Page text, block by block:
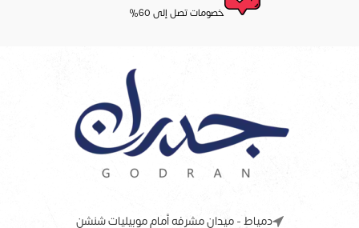
خصومات تصل إلى 60%
دمياط - ميدان مشرفه أمام موبيليات شنشن